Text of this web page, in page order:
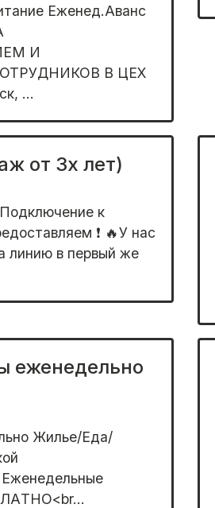
Еженед.Аванс
И
В ЦЕХ
...
от 3х лет)
к
❗️ 🔥У нас
линию в первый же
еженедельно
Жилье/Eда/